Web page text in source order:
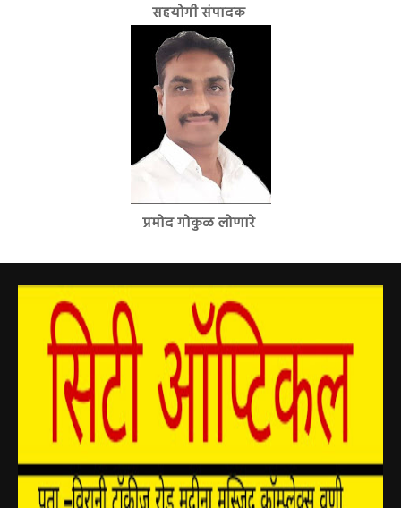
सहयोगी संपादक
प्रमोद गोकुळ लोणारे